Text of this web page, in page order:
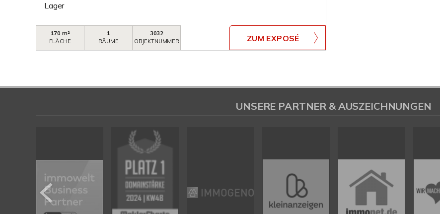
Lager
170 m²
FLÄCHE
1
RÄUME
3032
OBJEKTNUMMER
ZUM EXPOSÉ
UNSERE PARTNER & AUSZEICHNUNGEN